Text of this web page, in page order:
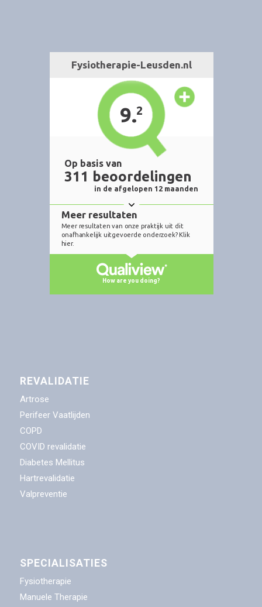
REVALIDATIE
Artrose
Perifeer Vaatlijden
COPD
COVID revalidatie
Diabetes Mellitus
Hartrevalidatie
Valpreventie
SPECIALISATIES
Fysiotherapie
Manuele Therapie